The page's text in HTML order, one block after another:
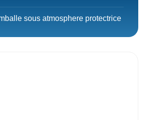
sous atmosphere protectrice